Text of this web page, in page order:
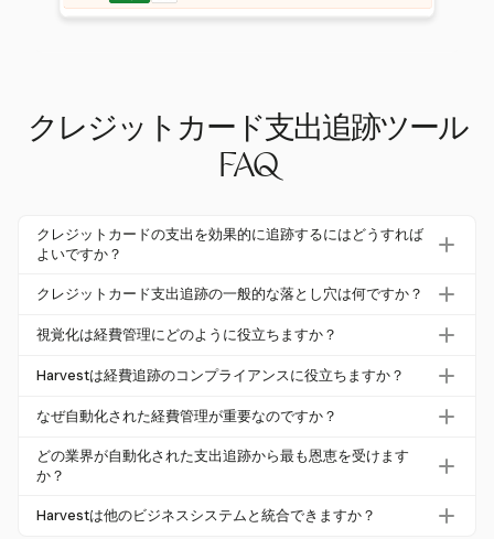
クレジットカード支出追跡ツール
FAQ
クレジットカードの支出を効果的に追跡するにはどうすれば
よいですか？
クレジットカードの支出を効果的に追跡するには、リアル
管理ソリューションの使用を検討してください。Harvest
レポートを通じて全体の支出を視覚化するのに優れ、財務
判断を助けます。
クレジットカード支出追跡の一般的な落とし穴は何ですか？
一般的な落とし穴には、手動データ入力エラー、遅延した
は財務上の不一致や非効率性を引き起こす可能性がありま
化と効率的な報告を提供することで、これらの問題を軽減
するのに役立ちます。
視覚化は経費管理にどのように役立ちますか？
視覚化は支出パターンの明確な概要を提供することで、よ
習慣を分析し、効果的に調整できる詳細な経費レポートを
Harvestは経費追跡のコンプライアンスに役立ちますか？
はい、Harvestは包括的な文書化と会計システムとの統合
ジットカードの経費を直接追跡しませんが、正確な報告と
規制基準の遵守を確保します。
なぜ自動化された経費管理が重要なのですか？
自動化された経費管理は、エラーを減少させ、時間を節約
し、リアルタイムの財務洞察を提供するため重要です。H
せんが、財務監視と効率を高める自動化された報告機能を
どの業界が自動化された支出追跡から最も恩恵を受けます
か？
医療、建設、広告などの業界は、複雑な経費構造のため、
Harvestは他のビジネスシステムと統合できますか？